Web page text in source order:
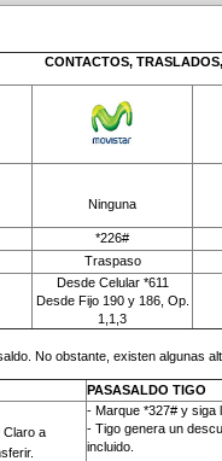
CONTACTOS,
Ninguna
*226#
Traspaso
Desde Celular *611
Desde Fijo 190 y 186, Op.
1,1,3
No obstante, existen algunas
PASASALDO TIGO
Claro a
- Marque *327# y siga
- Tigo genera un
incluido.